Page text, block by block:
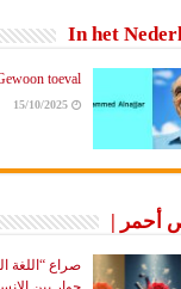
In het
toeval
15/10/2025
أحمر |
صراع “اللغة